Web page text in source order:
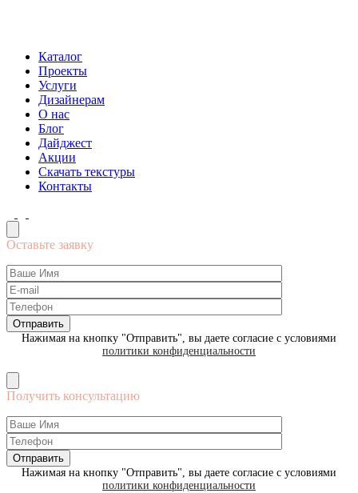
Каталог
Проекты
Услуги
Дизайнерам
О нас
Блог
Дайджест
Акции
Скачать текстуры
Контакты
Оставьте заявку
Нажимая на кнопку "Отправить", вы даете согласие с условиями
политики конфиденциальности
Получить консультацию
Нажимая на кнопку "Отправить", вы даете согласие с условиями
политики конфиденциальности